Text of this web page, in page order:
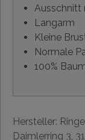
Ausschnitt
Langarm
Kleine
Normale
100%
Hersteller:
Daimlerring 3,